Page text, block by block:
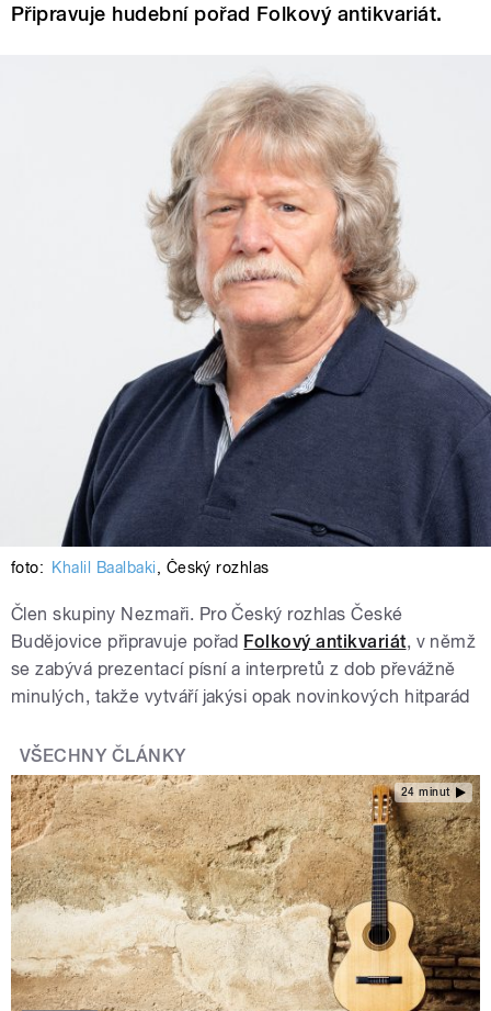
Připravuje hudební pořad Folkový antikvariát.
foto: Khalil Baalbaki, Český rozhlas
Člen skupiny Nezmaři. Pro Český rozhlas České
Budějovice připravuje pořad Folkový antikvariát, v němž
se zabývá prezentací písní a interpretů z dob převážně
minulých, takže vytváří jakýsi opak novinkových hitparád
VŠECHNY ČLÁNKY
24 minut